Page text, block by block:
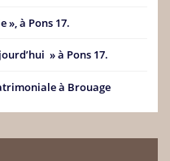
», à Pons 17.
» à Pons 17.
à Brouage